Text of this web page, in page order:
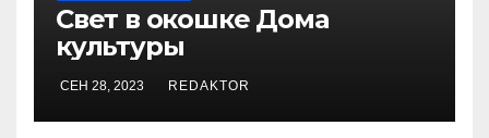
Свет в окошке Дома
культуры
СЕН 28, 2023 REDAKTOR